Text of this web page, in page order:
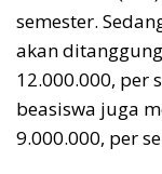
semester.
akan
12.000.000, per
beasiswa juga
9.000.000, per